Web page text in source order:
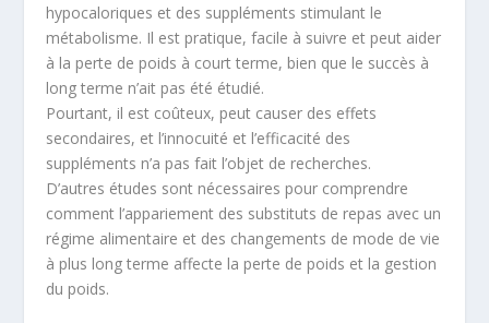
hypocaloriques et des suppléments stimulant le
métabolisme. Il est pratique, facile à suivre et peut aider
à la perte de poids à court terme, bien que le succès à
long terme n’ait pas été étudié.
Pourtant, il est coûteux, peut causer des effets
secondaires, et l’innocuité et l’efficacité des
suppléments n’a pas fait l’objet de recherches.
D’autres études sont nécessaires pour comprendre
comment l’appariement des substituts de repas avec un
régime alimentaire et des changements de mode de vie
à plus long terme affecte la perte de poids et la gestion
du poids.